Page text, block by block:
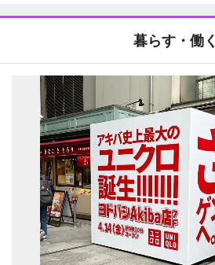
暮らす・働く